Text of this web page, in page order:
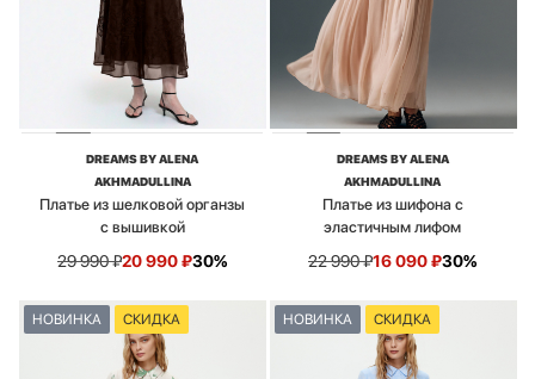
DREAMS BY ALENA
AKHMADULLINA
Платье из шелковой органзы
с вышивкой
29 990₽20 990₽30%
DREAMS BY ALENA
AKHMADULLINA
Платье из шифона с
эластичным лифом
22 990₽16 090₽30%
НОВИНКА СКИДКА НОВИНКА СКИДКА